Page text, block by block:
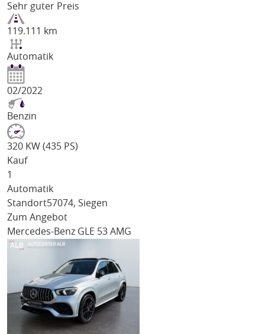
Sehr guter Preis
119.111 km
Automatik
02/2022
Benzin
320 KW (435 PS)
Kauf
1
Automatik
Standort57074, Siegen
Zum Angebot
Mercedes-Benz GLE 53 AMG